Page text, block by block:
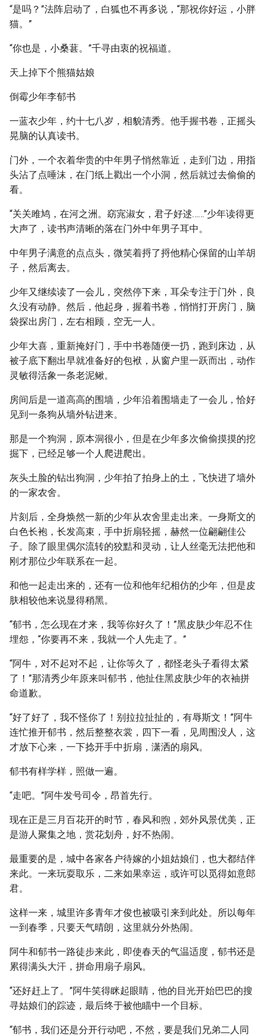
“是吗？”法阵启动了，白狐也不再多说，“那祝你好运，小胖
猫。”
“你也是，小桑葚。”千寻由衷的祝福道。
天上掉下个熊猫姑娘
倒霉少年李郁书
一蓝衣少年，约十七八岁，相貌清秀。他手握书卷，正摇头
晃脑的认真读书。
门外，一个衣着华贵的中年男子悄然靠近，走到门边，用指
头沾了点唾沫，在门纸上戳出一个小洞，然后就过去偷偷的
看。
“关关雎鸠，在河之洲。窈宨淑女，君子好逑……”少年读得更
大声了，读书声清晰的落在门外中年男子耳中。
中年男子满意的点点头，微笑着捋了捋他精心保留的山羊胡
子，然后离去。
少年又继续读了一会儿，突然停下来，耳朵专注于门外，良
久没有动静。然后，他起身，握着书卷，悄悄打开房门，脑
袋探出房门，左右相顾，空无一人。
少年大喜，重新掩好门，手中书卷随便一扔，跑到床边，从
被子底下翻出早就准备好的包袱，从窗户里一跃而出，动作
灵敏得活象一条老泥鳅。
房间后是一道高高的围墙，少年沿着围墙走了一会儿，恰好
见到一条狗从墙外钻进来。
那是一个狗洞，原本洞很小，但是在少年多次偷偷摸摸的挖
掘下，已经足够一个人爬进爬出。
灰头土脸的钻出狗洞，少年拍了拍身上的土，飞快进了墙外
的一家农舍。
片刻后，全身焕然一新的少年从农舍里走出来。一身斯文的
白色长袍，长发高束，手中折扇轻摇，赫然一位翩翩佳公
子。除了眼里偶尔流转的狡黠和灵动，让人丝毫无法把他和
刚才那位少年联系在一起。
和他一起走出来的，还有一位和他年纪相仿的少年，但是皮
肤相较他来说显得稍黑。
“郁书，怎么现在才来，我等你好久了！”黑皮肤少年忍不住
埋怨，“你要再不来，我就一个人先走了。”
“阿牛，对不起对不起，让你等久了，都怪老头子看得太紧
了！”那清秀少年原来叫郁书，他扯住黑皮肤少年的衣袖拼
命道歉。
“好了好了，我不怪你了！别拉拉扯扯的，有辱斯文！”阿牛
连忙推开郁书，然后整整衣裳，四下一看，见周围没人，这
才放下心来，一下捻开手中折扇，潇洒的扇风。
郁书有样学样，照做一遍。
“走吧。”阿牛发号司令，昂首先行。
现在正是三月百花开的时节，春风和煦，郊外风景优美，正
是游人聚集之地，赏花划舟，好不热闹。
最重要的是，城中各家各户待嫁的小姐姑娘们，也大都结伴
来此。一来玩耍取乐，二来如果幸运，或许可以觅得如意郎
君。
这样一来，城里许多青年才俊也被吸引来到此处。所以每年
一到春季，只要天气晴朗，这里就分外热闹。
阿牛和郁书一路徒步来此，即使春天的气温适度，郁书还是
累得满头大汗，拼命用扇子扇风。
“还好赶上了。”阿牛笑得眯起眼睛，他的目光开始巴巴的搜
寻姑娘们的踪迹，最后终于被他瞄中一个目标。
“郁书，我们还是分开行动吧，不然，要是我们兄弟二人同